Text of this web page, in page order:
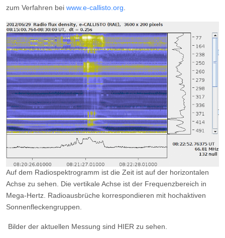
zum Verfahren bei www.e-callisto.org
Auf dem Radiospektrogramm ist die Zeit ist auf der horizontalen
Achse zu sehen. Die vertikale Achse ist der Frequenzbereich in
Mega-Hertz. Radioausbrüche korrespondieren mit hochaktiven
Sonnenfleckengruppen.
Bilder der aktuellen Messung sind HIER zu sehen.